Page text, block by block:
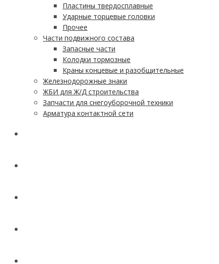
Пластины твердосплавные
Ударные торцевые головки
Прочее
Части подвижного состава
Запасные части
Колодки тормозные
Краны концевые и разобщительные
Железнодорожные знаки
ЖБИ для Ж/Д строительства
Запчасти для снегоуборочной техники
Арматура контактной сети